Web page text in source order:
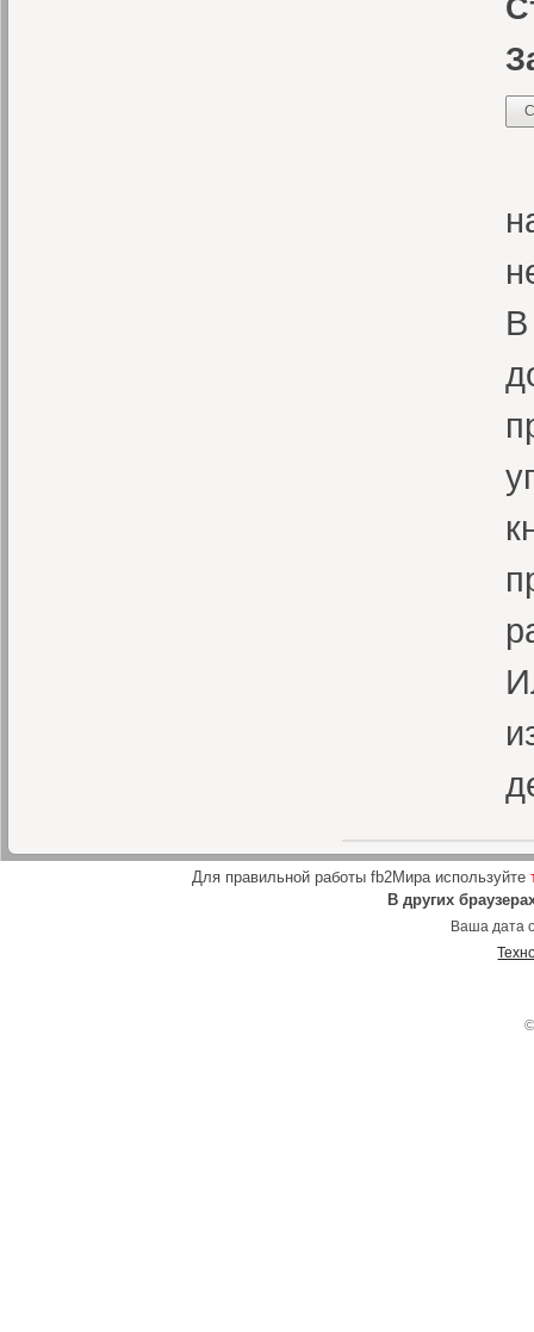
В
Для правильной работы fb2Мира используйте
В других
Ваша дата